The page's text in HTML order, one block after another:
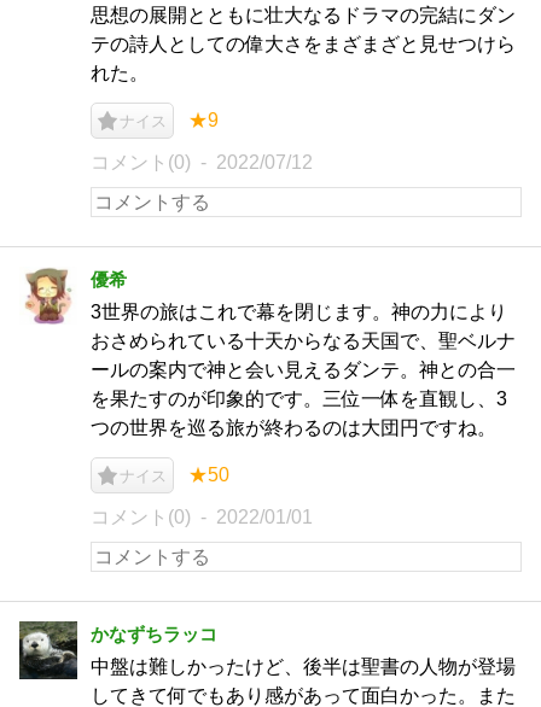
思想の展開とともに壮大なるドラマの完結にダン
テの詩人としての偉大さをまざまざと見せつけら
れた。
ナイス ★9
コメント(0) 2022/07/12
優希
3世界の旅はこれで幕を閉じます。神の力により
おさめられている十天からなる天国で、聖ベルナ
ールの案内で神と会い見えるダンテ。神との合一
を果たすのが印象的です。三位一体を直観し、3
つの世界を巡る旅が終わるのは大団円ですね。
ナイス ★50
コメント(0) 2022/01/01
かなずちラッコ
中盤は難しかったけど、後半は聖書の人物が登場
してきて何でもあり感があって面白かった。また